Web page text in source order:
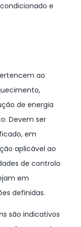
e
ao
de energia
Devem ser
em
aplicável ao
de controlo
em
definidas.
são indicativos